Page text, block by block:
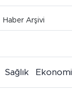
Haber Arşivi
Sağlık Ekonomi